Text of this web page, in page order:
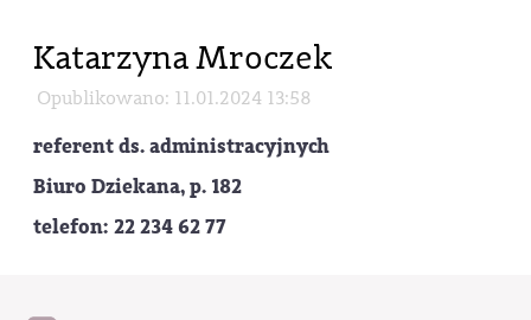
Katarzyna Mroczek
Opublikowano: 11.01.2024 13:58
referent ds. administracyjnych
Biuro Dziekana, p. 182
telefon: 22 234 62 77